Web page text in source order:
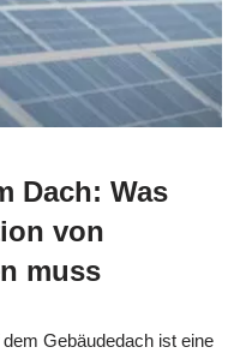
Dach: Was
von
muss
Gebäudedach ist eine